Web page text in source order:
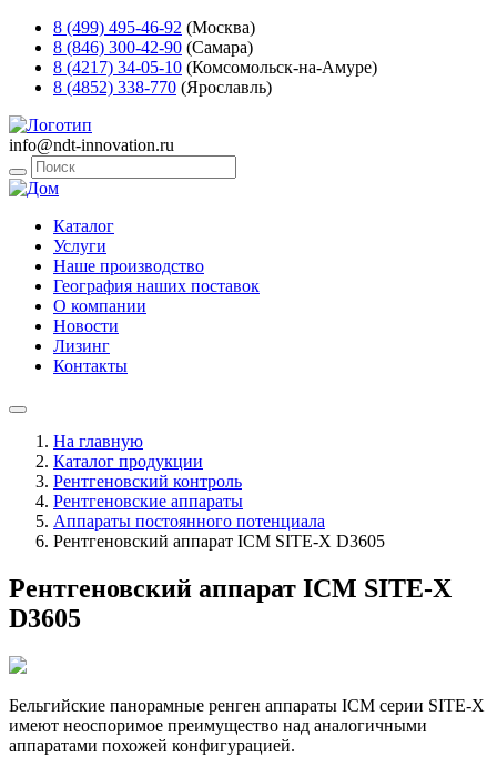
8 (499) 495-46-92 (Москва)
8 (846) 300-42-90 (Самара)
8 (4217) 34-05-10 (Комсомольск-на-Амуре)
8 (4852) 338-770 (Ярославль)
info@ndt-innovation.ru
Каталог
Услуги
Наше производство
География наших поставок
О компании
Новости
Лизинг
Контакты
На главную
Каталог продукции
Рентгеновский контроль
Рентгеновские аппараты
Аппараты постоянного потенциала
Рентгеновский аппарат ICM SITE-X D3605
Рентгеновский аппарат ICM SITE-X
D3605
Бельгийские панорамные ренген аппараты ICM серии SITE-X
имеют неоспоримое преимущество над аналогичными
аппаратами похожей конфигурацией.